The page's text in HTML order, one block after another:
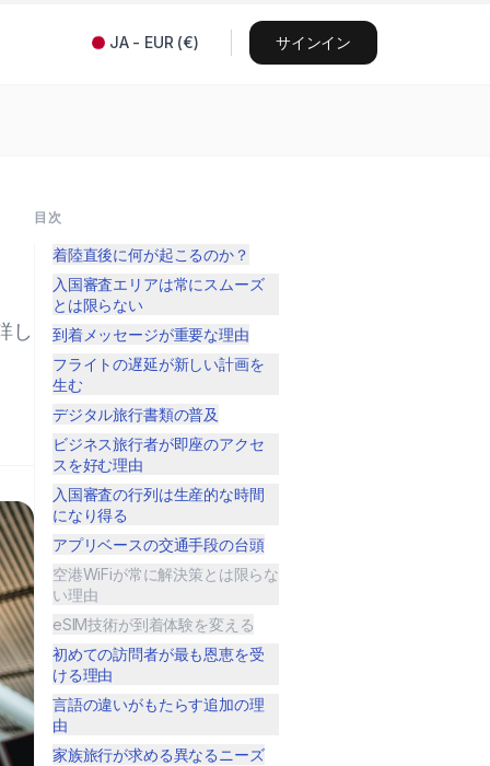
JA- EUR (€) サインイン
し
目次
着陸直後に何が起こるのか？
入国審査エリアは常にスムーズ
とは限らない
到着メッセージが重要な理由
フライトの遅延が新しい計画を
生む
デジタル旅行書類の普及
ビジネス旅行者が即座のアクセ
スを好む理由
入国審査の行列は生産的な時間
になり得る
アプリベースの交通手段の台頭
空港WiFiが常に解決策とは限らな
い理由
eSIM技術が到着体験を変える
初めての訪問者が最も恩恵を受
ける理由
言語の違いがもたらす追加の理
由
家族旅行が求める異なるニーズ